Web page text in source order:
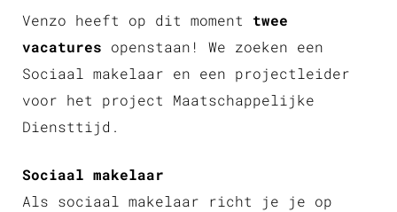
Venzo heeft op dit moment twee
vacatures openstaan! We zoeken een
Sociaal makelaar en een projectleider
voor het project Maatschappelijke
Diensttijd.
Sociaal makelaar
Als sociaal makelaar richt je je op